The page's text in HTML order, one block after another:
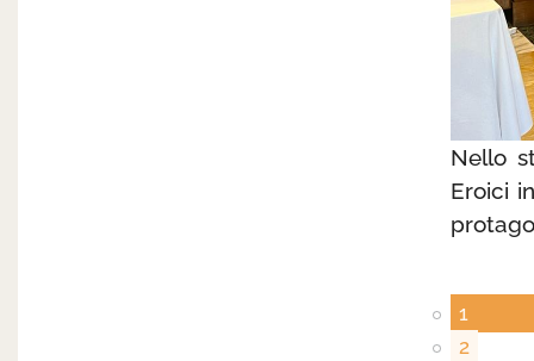
Nello
Eroici
1
2